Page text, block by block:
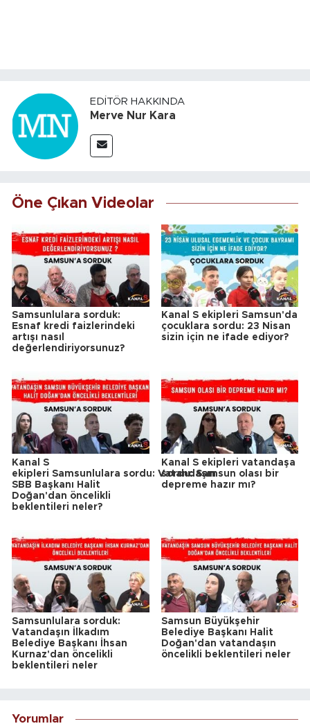
EDITÖR HAKKINDA
Merve Nur Kara
Öne Çıkan Videolar
Samsunlulara sorduk:
Esnaf kredi faizlerindeki
artışı nasıl
değerlendiriyorsunuz?
Kanal S ekipleri Samsun'da
çocuklara sordu: 23 Nisan
sizin için ne ifade ediyor?
Kanal S
ekipleri Samsunlulara sordu: Vatandaşın
SBB Başkanı Halit
Doğan'dan öncelikli
beklentileri neler?
Kanal S ekipleri vatandaşa
sordu: Samsun olası bir
depreme hazır mı?
Samsunlulara sorduk:
Vatandaşın İlkadım
Belediye Başkanı İhsan
Kurnaz'dan öncelikli
beklentileri neler
Samsun Büyükşehir
Belediye Başkanı Halit
Doğan'dan vatandaşın
öncelikli beklentileri neler
Yorumlar